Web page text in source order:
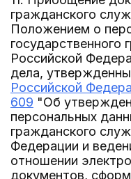
гражданского
Положением о
государственного
Российской
дела,
Российской
609 "Об
персональных
гражданского
Федерации и
отношении
документов,